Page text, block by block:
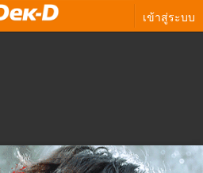
เข้าสู่ระบบ